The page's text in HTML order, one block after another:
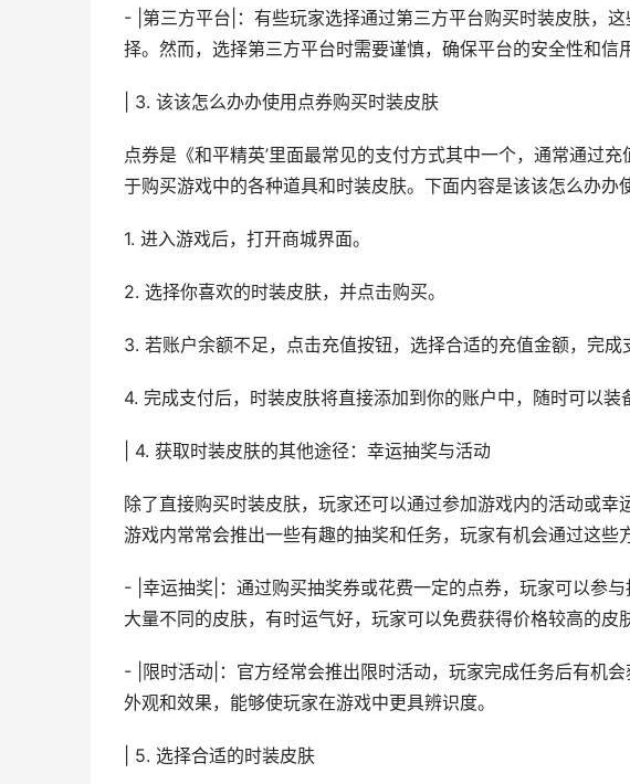
- |第三方平台|：有些玩家选择通过第三方平台购买时装皮肤，
择。然而，选择第三方平台时需要谨慎，确保平台的安全性和信
| 3. 该该怎么办办使用点券购买时装皮肤
点券是《和平精英’里面最常见的支付方式其中一个，通常通过
于购买游戏中的各种道具和时装皮肤。下面内容是该该怎么办办
1. 进入游戏后，打开商城界面。
2. 选择你喜欢的时装皮肤，并点击购买。
3. 若账户余额不足，点击充值按钮，选择合适的充值金额，完成
4. 完成支付后，时装皮肤将直接添加到你的账户中，随时可以装
| 4. 获取时装皮肤的其他途径：幸运抽奖与活动
除了直接购买时装皮肤，玩家还可以通过参加游戏内的活动或幸
游戏内常常会推出一些有趣的抽奖和任务，玩家有机会通过这些
- |幸运抽奖|：通过购买抽奖券或花费一定的点券，玩家可以参
大量不同的皮肤，有时运气好，玩家可以免费获得价格较高的皮
- |限时活动|：官方经常会推出限时活动，玩家完成任务后有机
外观和效果，能够使玩家在游戏中更具辨识度。
| 5. 选择合适的时装皮肤